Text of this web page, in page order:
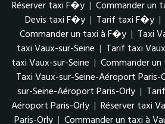
Réserver taxi F�y | Commander un
Devis taxi F�y | Tarif taxi F�y |
Commander un taxi à F�y | Taxi
taxi Vaux-sur-Seine | Tarif taxi
taxi Vaux-sur-Seine | Commander
Taxi Vaux-sur-Seine-Aéroport Paris-
sur-Seine-Aéroport Paris-Orly |
Aéroport Paris-Orly | Réserver taxi
Paris-Orly | Commander un taxi à